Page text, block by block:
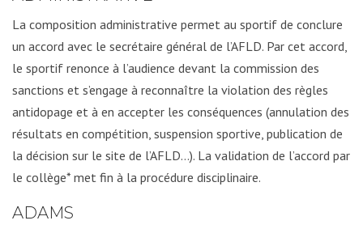
La composition administrative permet au sportif de conclure
un accord avec le secrétaire général de l’AFLD. Par cet accord,
le sportif renonce à l’audience devant la commission des
sanctions et s’engage à reconnaître la violation des règles
antidopage et à en accepter les conséquences (annulation des
résultats en compétition, suspension sportive, publication de
la décision sur le site de l’AFLD…). La validation de l’accord par
le collège* met fin à la procédure disciplinaire.
ADAMS